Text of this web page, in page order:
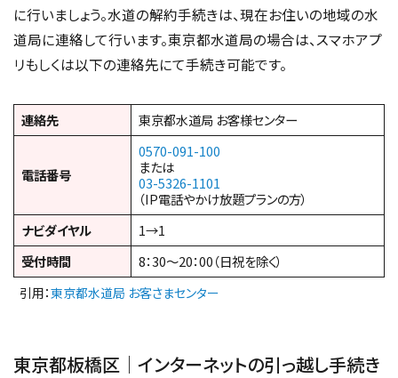
に行いましょう。水道の解約手続きは、現在お住いの地域の水
道局に連絡して行います。東京都水道局の場合は、スマホアプ
リもしくは以下の連絡先にて手続き可能です。
連絡先 東京都水道局 お客様センター
電話番号
0570-091-100
または
03-5326-1101
（IP電話やかけ放題プランの方）
ナビダイヤル
1→1
受付時間
8：30〜20：00（日祝を除く）
引用：東京都水道局 お客さまセンター
東京都板橋区｜インターネットの引っ越し手続き